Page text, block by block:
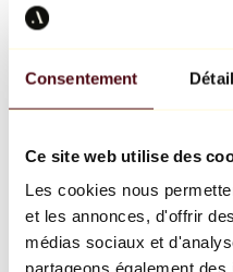
Consentement
Ce site web utilise des
Les cookies nous
et les annonces, d'offrir
médias sociaux et
partageons également
Richard
Keith Haring
Jeff Koons
Jean-Michel
Tous les
Œuvre de la semaine